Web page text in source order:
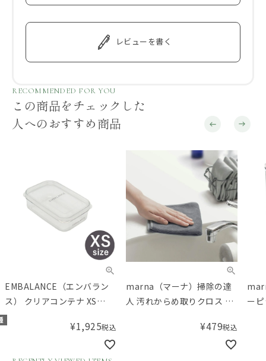
レビューを書く
RECOMMENDED FOR YOU
この商品をチェックした
人へのおすすめ商品
EMBALANCE（エンバラン
ス） クリアコンテナ XS
380mL
¥1,925税込
marna（マーナ）掃除の達
人 汚れからめ取りクロス グ
¥479税込
ー